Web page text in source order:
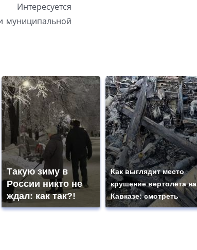
муниципальной
Такую зиму в
России никто не
ждал: как так?!
Как выглядит место
крушение вертолета на
Кавказе: смотреть